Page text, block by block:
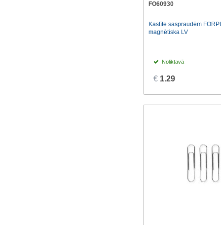
FO60930
Kastīte saspraudēm
magnētiska LV
Noliktavā
€ 1.29